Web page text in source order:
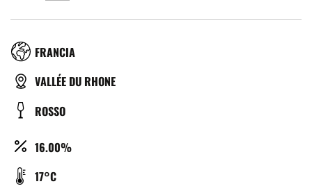
RÉGION
FRANCIA
TYPE
BIÈRE
VALLÉE DU RHONE
COULEUR
ROSSO
ALCOOL
16.00%
TEMPÉRATURE
17°C